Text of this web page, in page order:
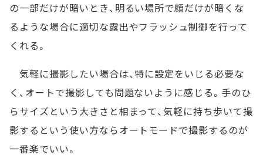
の一部だけが暗いとき、明るい場所で顔だけが暗くな
るような場合に適切な露出やフラッシュ制御を行って
くれる。
気軽に撮影したい場合は、特に設定をいじる必要な
く、オートで撮影しても問題ないように感じる。手のひ
らサイズという大きさと相まって、気軽に持ち歩いて撮
影するという使い方ならオートモードで撮影するのが
一番楽でいい。